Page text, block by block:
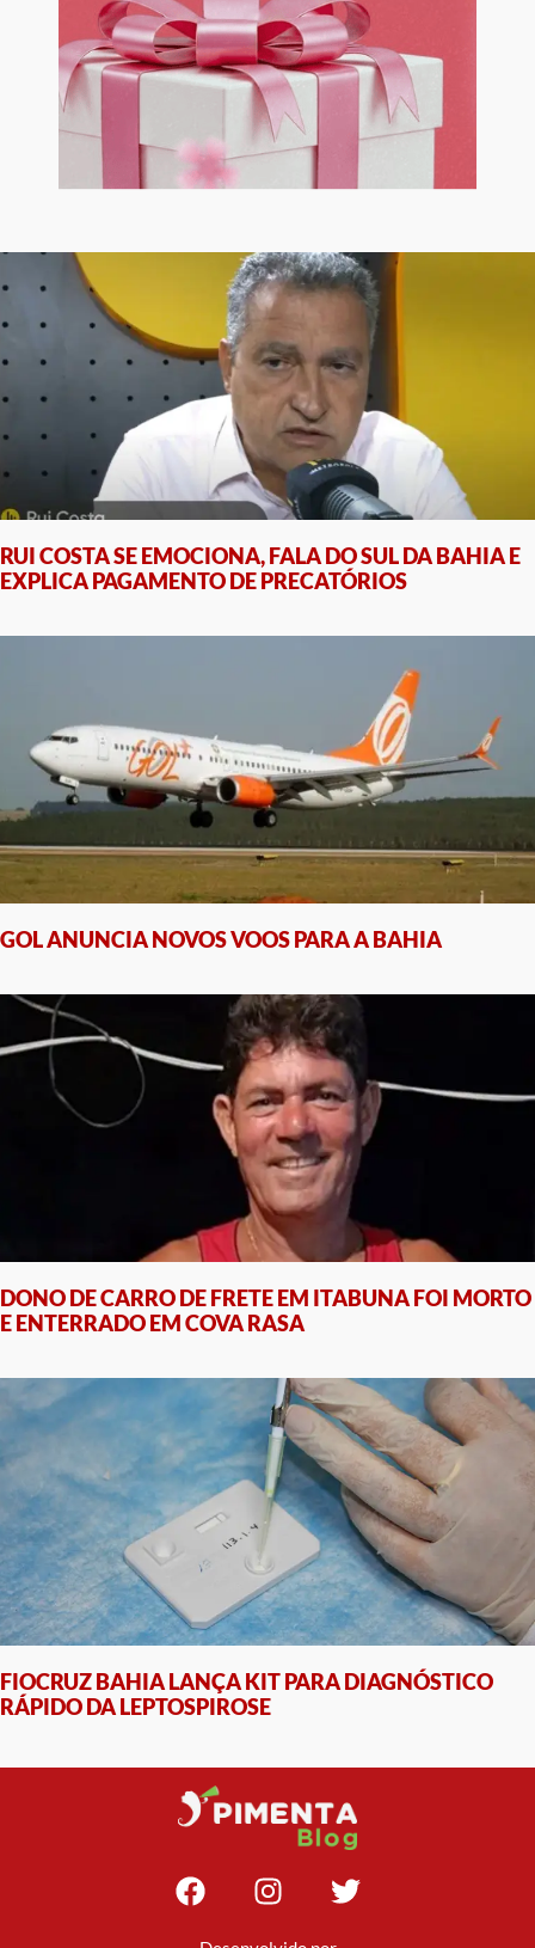
RUI COSTA SE EMOCIONA, FALA DO SUL DA BAHIA E
EXPLICA PAGAMENTO DE PRECATÓRIOS
GOL ANUNCIA NOVOS VOOS PARA A BAHIA
DONO DE CARRO DE FRETE EM ITABUNA FOI MORTO
E ENTERRADO EM COVA RASA
FIOCRUZ BAHIA LANÇA KIT PARA DIAGNÓSTICO
RÁPIDO DA LEPTOSPIROSE